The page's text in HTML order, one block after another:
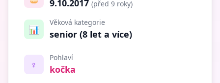
9.10.2017 (před 9 roky)
📊
Věková kategorie
senior (8 let a více)
♀️
Pohlaví
kočka